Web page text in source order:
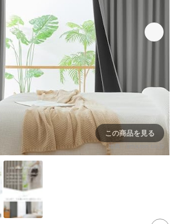
この商品を見る
出典： amazon.co.jp